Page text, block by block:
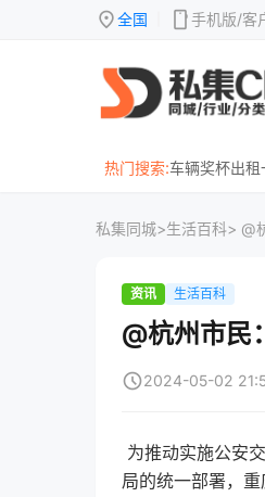
location_on全国 mobile手机版/客
热门搜索:车辆奖杯出租
私集同城>生活百科> @
资讯 生活百科
@杭州市民
schedule2024-05-02
为推动实施公安
局的统一部署，